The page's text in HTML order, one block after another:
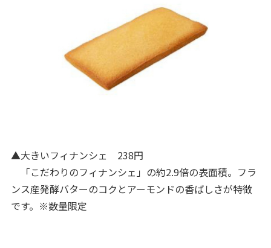
▲大きいフィナンシェ 238円
「こだわりのフィナンシェ」の約2.9倍の表面積。フラ
ンス産発酵バターのコクとアーモンドの香ばしさが特徴
です。※数量限定